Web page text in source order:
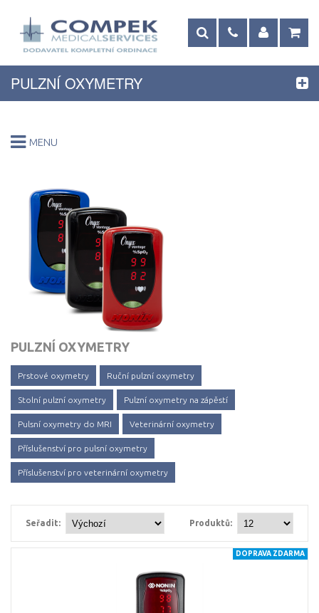
PULZNÍ OXYMETRY
PULZNÍ OXYMETRY
Prstové oxymetry Ruční pulzní oxymetry
Stolní pulzní oxymetry Pulzní oxymetry na zápěstí
Pulsní oxymetry do MRI Veterinární oxymetry
Příslušenství pro pulsní oxymetry
Příslušenství pro veterinární oxymetry
Seřadit: Produktů:
DOPRAVA ZDARMA
MENU